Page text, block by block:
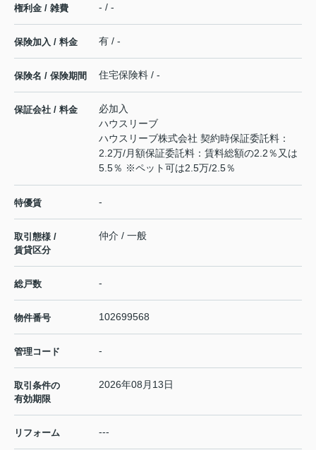
権利金 / 雑費 - / -
保険加入 / 料金 有 / -
保険名 / 保険期間 住宅保険料 / -
保証会社 / 料金
必加入
ハウスリーブ
ハウスリーブ株式会社 契約時保証委託料：
2.2万/月額保証委託料：賃料総額の2.2％又は
5.5％ ※ペット可は2.5万/2.5％
特優賃 -
取引態様 /
賃貸区分
仲介 / 一般
総戸数 -
物件番号 102699568
管理コード -
取引条件の
有効期限
2026年08月13日
リフォーム ---